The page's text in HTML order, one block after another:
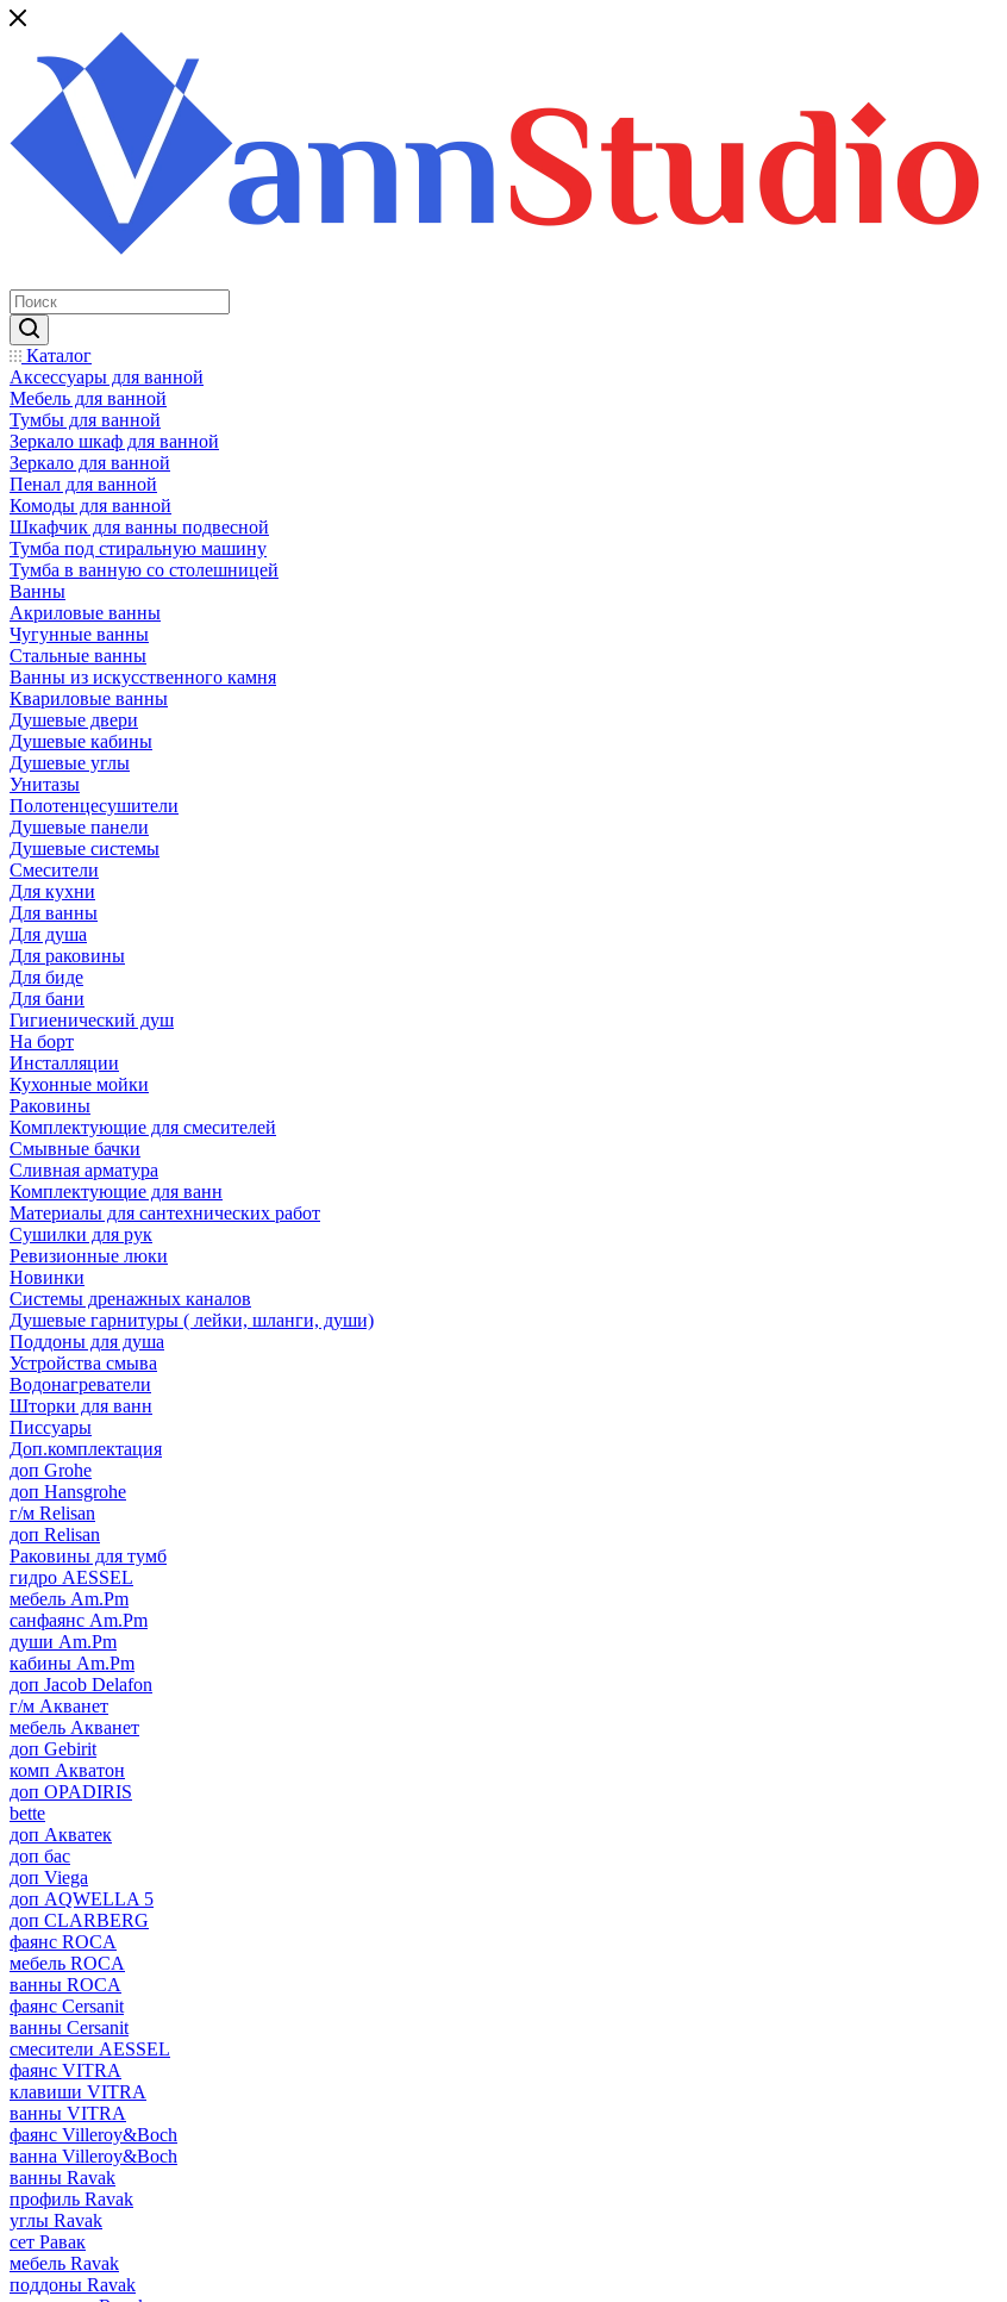
Каталог
Аксессуары для ванной
Мебель для ванной
Тумбы для ванной
Зеркало шкаф для ванной
Зеркало для ванной
Пенал для ванной
Комоды для ванной
Шкафчик для ванны подвесной
Тумба под стиральную машину
Тумба в ванную со столешницей
Ванны
Акриловые ванны
Чугунные ванны
Стальные ванны
Ванны из искусственного камня
Квариловые ванны
Душевые двери
Душевые кабины
Душевые углы
Унитазы
Полотенцесушители
Душевые панели
Душевые системы
Смесители
Для кухни
Для ванны
Для душа
Для раковины
Для биде
Для бани
Гигиенический душ
На борт
Инсталляции
Кухонные мойки
Раковины
Комплектующие для смесителей
Смывные бачки
Сливная арматура
Комплектующие для ванн
Материалы для сантехнических работ
Сушилки для рук
Ревизионные люки
Новинки
Системы дренажных каналов
Душевые гарнитуры ( лейки, шланги, души)
Поддоны для душа
Устройства смыва
Водонагреватели
Шторки для ванн
Писсуары
Доп.комплектация
доп Grohe
доп Hansgrohe
г/м Relisan
доп Relisan
Раковины для тумб
гидро AESSEL
мебель Am.Pm
санфаянс Am.Pm
души Am.Pm
кабины Am.Pm
доп Jacob Delafon
г/м Акванет
мебель Акванет
доп Gebirit
комп Акватон
доп OPADIRIS
bette
доп Акватек
доп бас
доп Viega
доп AQWELLA 5
доп CLARBERG
фаянс ROCA
мебель ROCA
ванны ROCA
фаянс Cersanit
ванны Cersanit
смесители AESSEL
фаянс VITRA
клавиши VITRA
ванны VITRA
фаянс Villeroy&Boch
ванна Villeroy&Boch
ванны Ravak
профиль Ravak
углы Ravak
сет Равак
мебель Ravak
поддоны Ravak